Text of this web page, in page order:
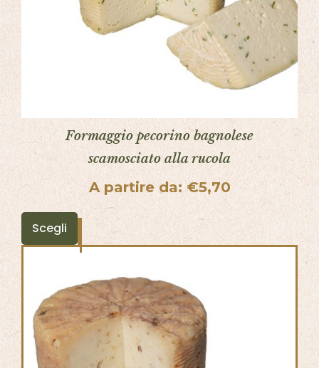
Formaggio pecorino bagnolese
scamosciato alla rucola
A partire da:€5,70
Scegli